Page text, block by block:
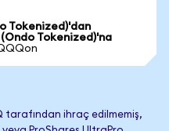
Tokenized)'dan
Tokenized)'na
tarafından ihraç edilmemiş,